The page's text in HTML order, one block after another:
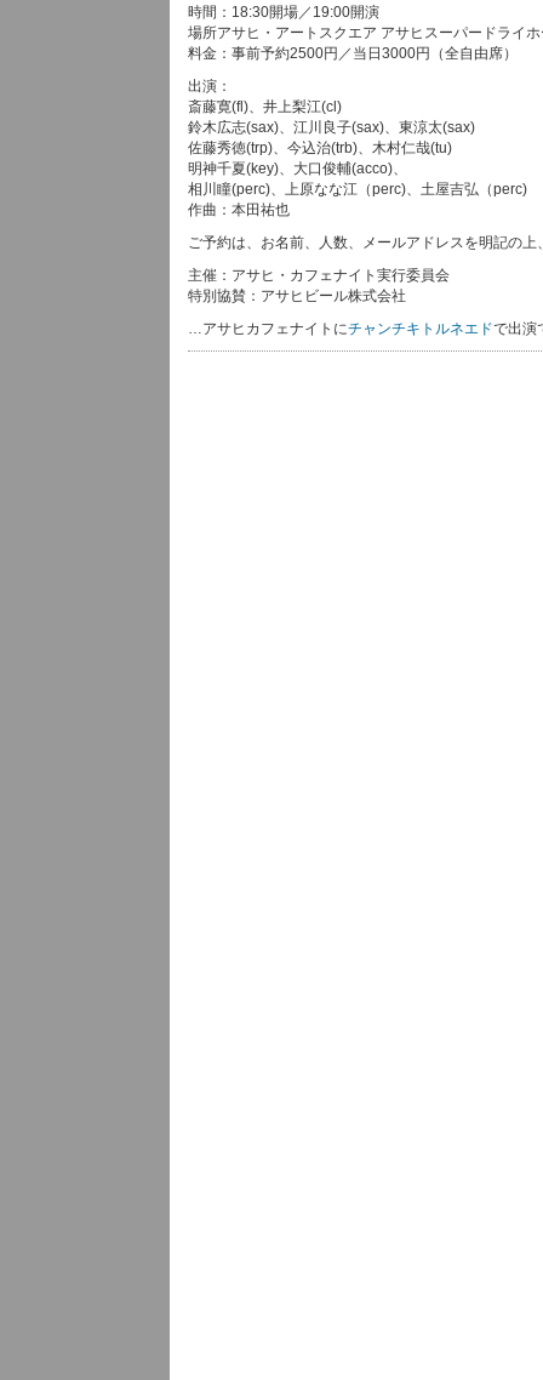
時間：18:30開場／19:00開演
場所アサヒ・アートスクエア アサヒスーパードライ
料金：事前予約2500円／当日3000円（全自由席）
出演：
斎藤寛(fl)、井上梨江(cl)
鈴木広志(sax)、江川良子(sax)、東涼太(sax)
佐藤秀徳(trp)、今込治(trb)、木村仁哉(tu)
明神千夏(key)、大口俊輔(acco)、
相川瞳(perc)、上原なな江（perc)、土屋吉弘（perc)
作曲：本田祐也
ご予約は、お名前、人数、メールアドレスを明記の
主催：アサヒ・カフェナイト実行委員会
特別協賛：アサヒビール株式会社
…アサヒカフェナイトにチャンチキトルネエドで出演